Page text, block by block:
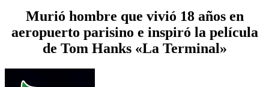
Murió hombre que vivió 18 años en
aeropuerto parisino e inspiró la película
de Tom Hanks «La Terminal»